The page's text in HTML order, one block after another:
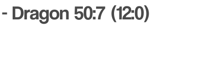
Dragon 50:7 (12:0)